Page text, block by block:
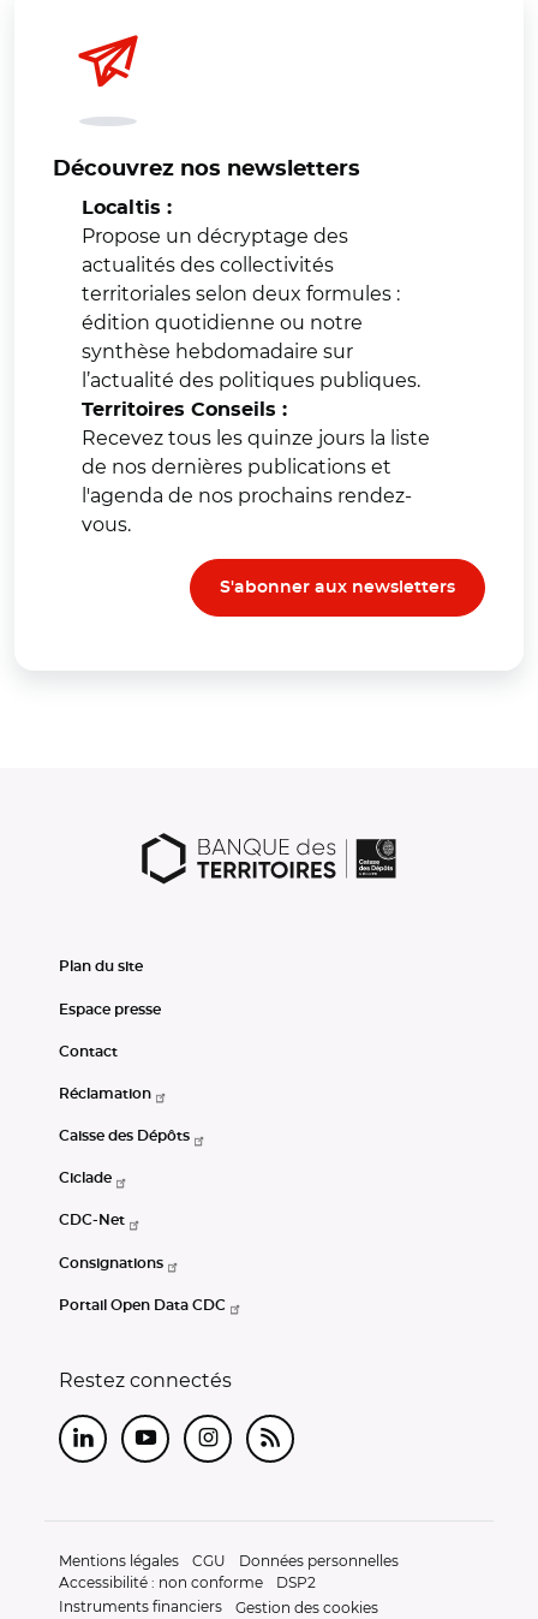
Découvrez nos newsletters
Localtis :
Propose un décryptage des
actualités des collectivités
territoriales selon deux formules :
édition quotidienne ou notre
synthèse hebdomadaire sur
l’actualité des politiques publiques.
Territoires Conseils :
Recevez tous les quinze jours la liste
de nos dernières publications et
l'agenda de nos prochains rendez-
vous.
S'abonner aux newsletters
Plan du site
Espace presse
Contact
Réclamation
Caisse des Dépôts
Ciclade
CDC-Net
Consignations
Portail Open Data CDC
Restez connectés
LinkedInYoutubeInstagram
RSS
Mentions légales CGU
Données personnelles
Accessibilité : non conforme
DSP2
Instruments financiers
Gestion des cookies